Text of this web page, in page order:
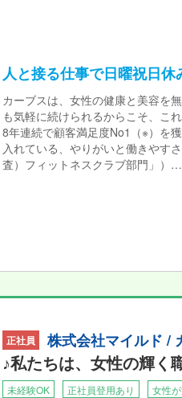
人と接る仕事で日曜祝日
カーブスは、女性の健康と美容を
も気軽に続けられるからこそ、こ
8年連続で顧客満足度No1（※）を
入れている、やりがいと働きやす
査）フィットネスクラブ部門」）
やっぱり運動が好き。運動・健
・お話するのが好きな方
・人の役に立てる仕事がしたい方
★自分で考え、行動する力が身に
「カーブス鳥取東店」「カーブス
自分で考え行動する力をみにつけ
人々が運動を通して病気へのリス
正社員 株式会社マイルド /
♪私たちは、女性の輝く
未経験OK 正社員登用あり 女性